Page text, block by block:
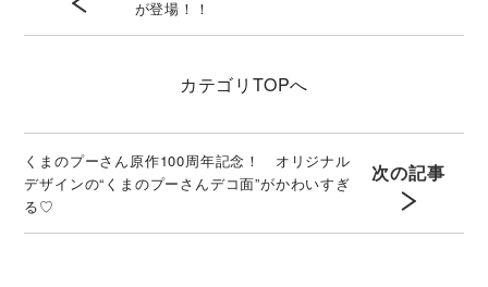
が登場！！
カテゴリ TOPへ
くまのプーさん原作100周年記念！ オリジナル
デザインの“くまのプーさんデコ面”がかわいすぎ
る♡
次の記事